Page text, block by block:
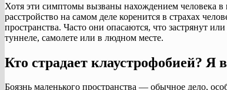
Хотя эти симптомы вызваны нахождением человека
расстройство на самом деле коренится в страхах
пространства. Часто они опасаются, что застрянут
туннеле, самолете или в людном месте.
Кто страдает клаустрофобией? Я
Боязнь маленького пространства — обычное дело,